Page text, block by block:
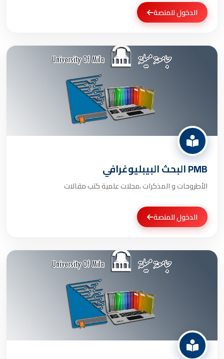
الدخول للمنصة
PMB البحث البيبليوغرافي
الأطروحات و المذكرات ،مجلات علمية كتب مقالات
الدخول للمنصة